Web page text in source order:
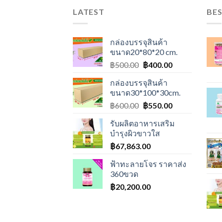
LATEST
กล่องบรรจุสินค้า
ขนาด20*80*20 cm.
฿500.00 Original
was:
฿500.00.
฿400.00Current
฿400.00.
กล่องบรรจุสินค้า
ขนาด30*100*30cm.
฿600.00 Original
was:
฿600.00.
฿550.00Current
is:
รับผลิตอาหารเสริม
บำรุงผิวขาวใส
฿67,863.00
ฟ้าทะลายโจร ราคาส่ง
360ขวด
฿20,200.00